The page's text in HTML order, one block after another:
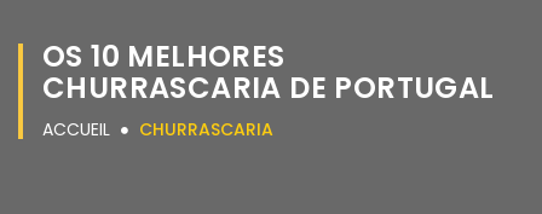
OS 10 MELHORES
CHURRASCARIA DE PORTUGAL
ACCUEIL CHURRASCARIA